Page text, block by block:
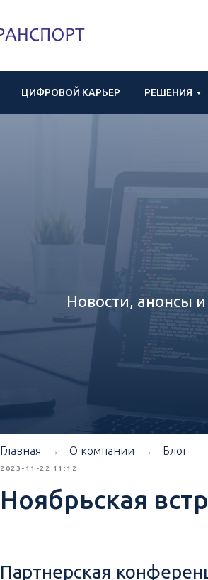
ЦИФРОВОЙ КАРЬЕР РЕШЕНИЯ
Новости, анонсы
Главная → О компании → Блог
2023-11-22 11:12
Ноябрьская
Партнерская